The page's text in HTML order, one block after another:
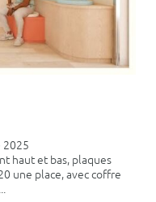
2025
haut et bas, plaques
une place, avec coffre